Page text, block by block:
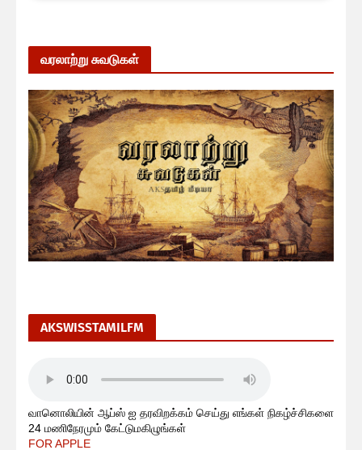
வரலாற்று சுவடுகள்
AKSWISSTAMILFM
வானொலியின் ஆப்ஸ் ஐ தரவிறக்கம் செய்து எங்கள் நிகழ்ச்சிகளை
24 மணிநேரமும் கேட்டுமகிழுங்கள்
FOR APPLE